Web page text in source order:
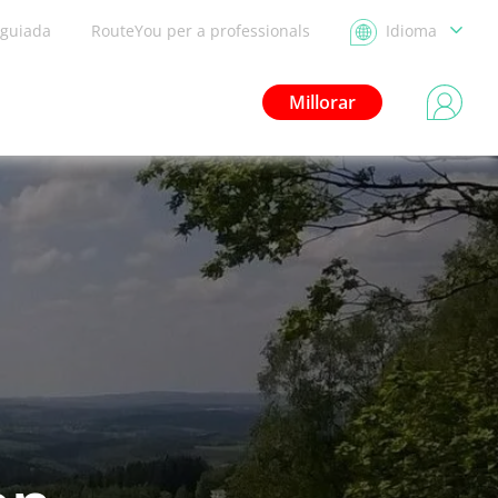
RouteYou per a professionals Idioma
Millorar